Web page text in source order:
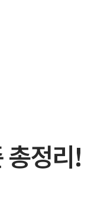
총정리!